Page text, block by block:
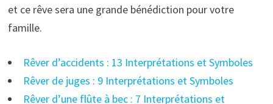
et ce rêve sera une grande bénédiction pour votre
famille.
Rêver d’accidents : 13 Interprétations et Symboles
Rêver de juges : 9 Interprétations et Symboles
Rêver d’une flûte à bec : 7 Interprétations et